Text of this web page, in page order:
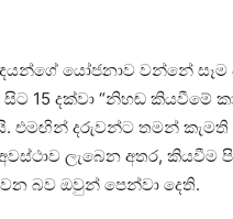
යෝජනාව වන්නේ සෑම
15 දක්වා “නිහඬ කියවීමේ
එමඟින් දරුවන්ට තමන්
ලැබෙන අතර, කියවීම
බව ඔවුන් පෙන්වා දෙති.